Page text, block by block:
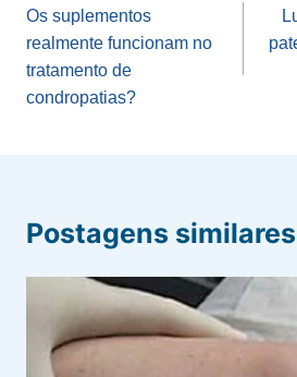
de
Post
Os suplementos
realmente funcionam no
tratamento de
condropatias?
Postagens similares